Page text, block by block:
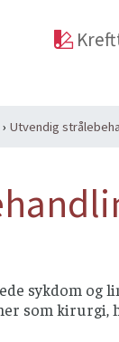
Utvendig
sykdom og
som kirurgi,